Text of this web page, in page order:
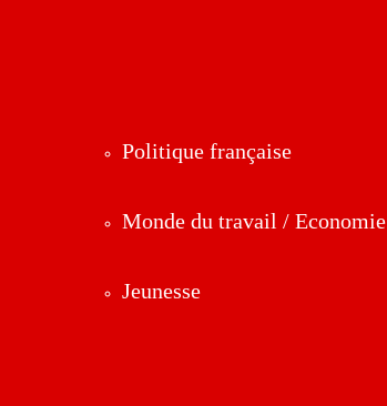
Politique française
Monde du travail / Economie
Jeunesse